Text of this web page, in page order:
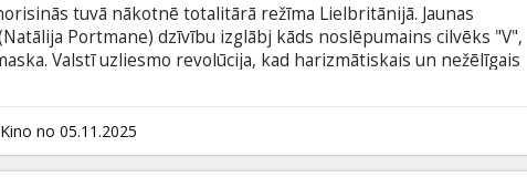
tuvā nākotnē totalitārā režīma Lielbritānijā. Jaunas
Portmane) dzīvību izglābj kāds noslēpumains cilvēks "V",
Valstī uzliesmo revolūcija, kad harizmātiskais un nežēlīgais
kontrolētos saziņas kanālus, aicinot pilsoņus sacelties pret
Kad Īvija uzzina, kas slēpjas aiz ļauni smīnošās maskas, viņa
par sevi.
Kino no 05.11.2025